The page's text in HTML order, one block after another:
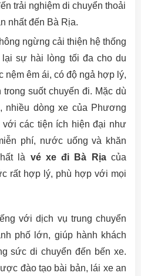
trải nghiệm di chuyển thoải
nhất đến Bà Rịa.
ngừng cải thiện hệ thống
sự hài lòng tối đa cho du
nệm êm ái, có độ ngả hợp lý,
suốt chuyến đi. Mặc dù
nhiều dòng xe của Phương
các tiện ích hiện đại như
phí, nước uống và khăn
là vé xe đi Bà Rịacủa
rất hợp lý, phù hợp với mọi
với dịch vụ trung chuyển
phố lớn, giúp hành khách
sức di chuyển đến bến xe.
đào tạo bài bản, lái xe an